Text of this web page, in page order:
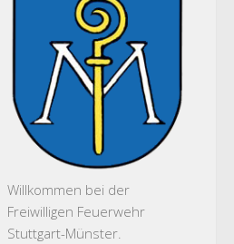
Willkommen bei der
Freiwilligen Feuerwehr
Stuttgart-Münster.